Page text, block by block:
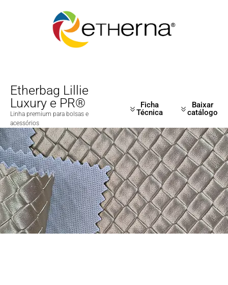
Etherbag Lillie
Luxury e PR®
Linha premium para bolsas e
acessórios
Ficha
Técnica
Baixar
catálogo